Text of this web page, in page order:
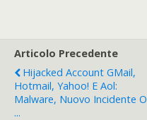
Articolo Precedente
Hijacked Account GMail,
Hotmail, Yahoo! E Aol:
Malware, Nuovo Incidente O
...